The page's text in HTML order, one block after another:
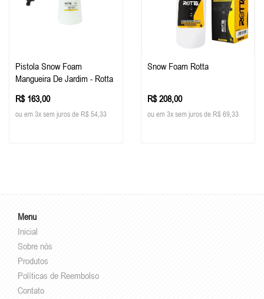
Pistola Snow Foam
Mangueira De Jardim - Rotta
R$ 163,00
ou em 3x sem juros de R$ 54,33
Snow Foam Rotta
R$ 208,00
ou em 3x sem juros de R$ 69,33
Menu
Inicial
Sobre nós
Produtos
Políticas de Reembolso
Contato